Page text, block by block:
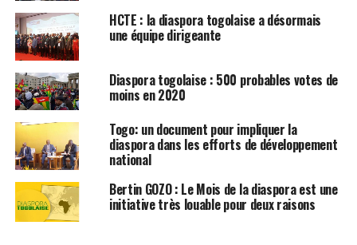
HCTE : la diaspora togolaise a désormais
une équipe dirigeante
Diaspora togolaise : 500 probables votes de
moins en 2020
Togo: un document pour impliquer la
diaspora dans les efforts de développement
national
Bertin GOZO : Le Mois de la diaspora est une
initiative très louable pour deux raisons